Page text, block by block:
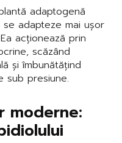
adaptogenă
adapteze mai ușor
acționează prin
scăzând
și îmbunătățind
sub presiune.
moderne: